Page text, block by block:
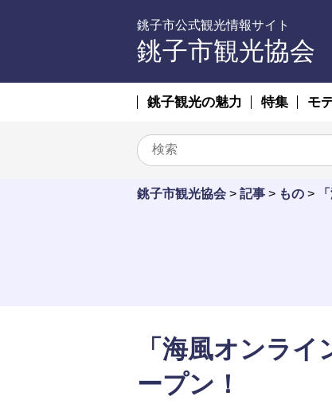
銚子市公式観光情報サイト
銚子市観光協会
銚子観光の魅力 特集 モ
銚子市観光協会 > 記事 > もの >
「海風オンラ
ープン！